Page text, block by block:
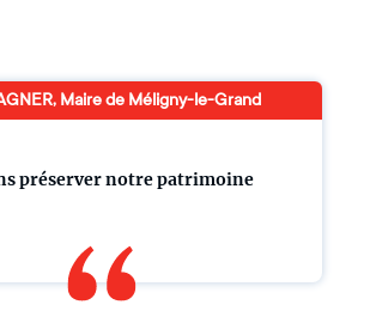
préserver notre patrimoine
Maire de Méligny-le-Grand